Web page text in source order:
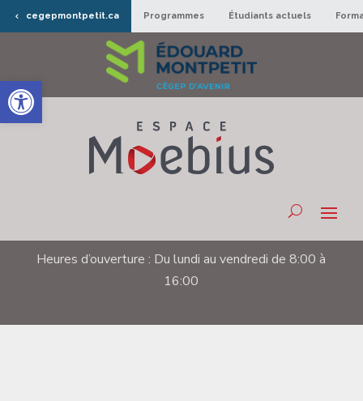
Ouvrir la barre d’outils
cegepmontpetit.ca Programmes Étudiants actuels
Heures d’ouverture : Du lundi au vendredi de 8:00 à
16:00